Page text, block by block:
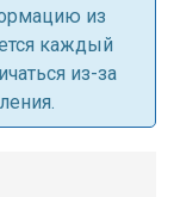
из
каждый
из-за